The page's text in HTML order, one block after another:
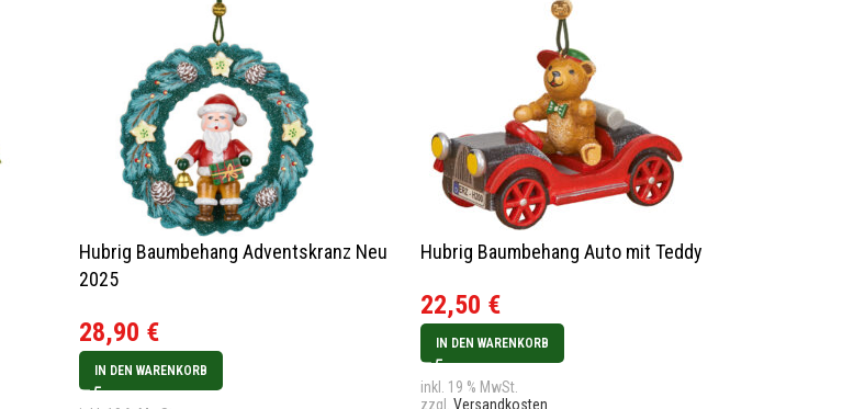
Hubrig Baumbehang Adventskranz Neu
2025
28,90 €
IN DEN WARENKORB
Hubrig Baumbehang Auto mit Teddy
22,50 €
IN DEN WARENKORB
inkl. 19 % MwSt.
zzgl.Versandkosten